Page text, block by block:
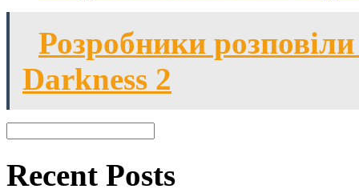
Розробники
Darkness 2
Recent Posts